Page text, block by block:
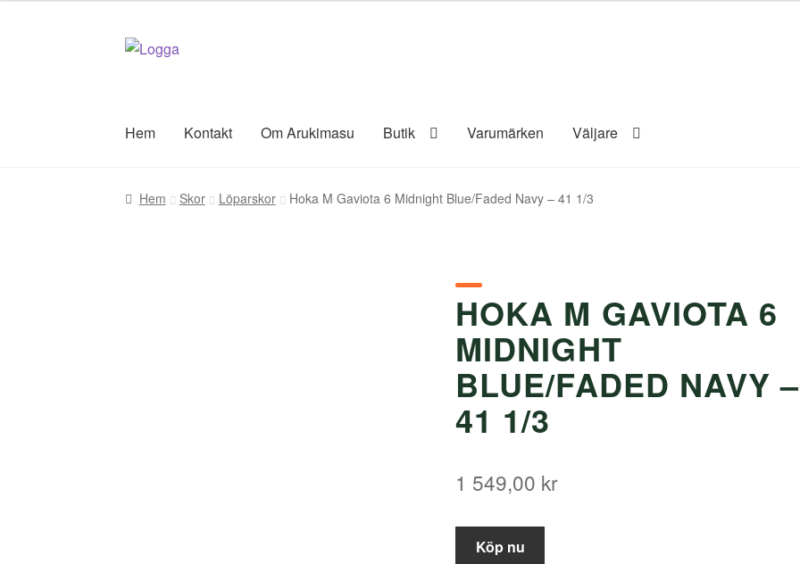
Hoppa
Hoppa
Hem
Kontakt Om Arukimasu Butik Varumärken Väljare
Hem Skor Löparskor Hoka M Gaviota 6 Midnight Blue/Faded Navy – 41 1/3
HOKA M GAVIOTA 6
MIDNIGHT
BLUE/FADED NAVY –
41 1/3
1 549,00 kr
Köp nu